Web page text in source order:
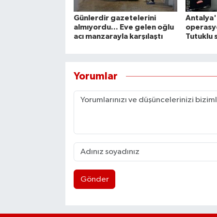
Günlerdir gazetelerini
almıyordu... Eve gelen oğlu
acı manzarayla karşılaştı
Tutuklu
Yorumlar
Gönder